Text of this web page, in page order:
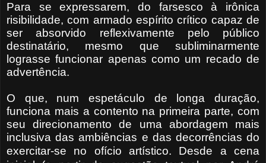
Para se expressarem, do farsesco à irônica
risibilidade, com armado espírito crítico capaz de
ser absorvido reflexivamente pelo público
destinatário, mesmo que subliminarmente
lograsse funcionar apenas como um recado de
advertência.
O que, num espetáculo de longa duração,
funciona mais a contento na primeira parte, com
seu direcionamento de uma abordagem mais
inclusiva das ambiências e das decorrências do
exercitar-se no ofício artístico. Desde a cena